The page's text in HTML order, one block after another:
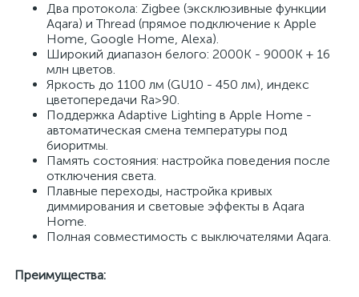
Два протокола: Zigbee (эксклюзивные функции
Aqara) и Thread (прямое подключение к Apple
Home, Google Home, Alexa).
Широкий диапазон белого: 2000K - 9000K + 16
млн цветов.
Яркость до 1100 лм (GU10 - 450 лм), индекс
цветопередачи Ra>90.
Поддержка Adaptive Lighting в Apple Home -
автоматическая смена температуры под
биоритмы.
Память состояния: настройка поведения после
отключения света.
Плавные переходы, настройка кривых
диммирования и световые эффекты в Aqara
Home.
Полная совместимость с выключателями Aqara.
Преимущества: